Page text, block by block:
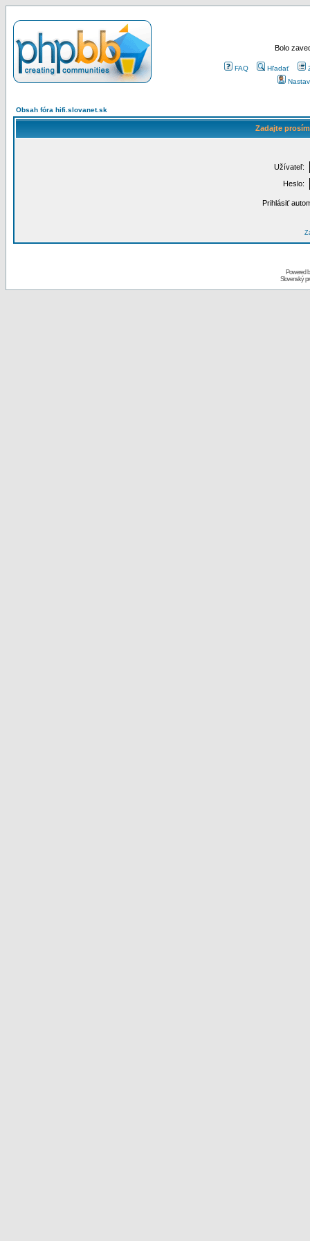
Bolo
FAQ Hľadať
Obsah fóra hifi.slovanet.sk
Zadajte
Užívateľ:
Heslo:
Prihlásiť
Powered
Slovenský